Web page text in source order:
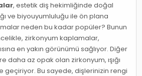
, estetik diş hekimliğinde doğal
ve biyouyumluluğu ile ön plana
neden bu kadar popüler? Bunun
zirkonyum kaplamalar,
en yakın görünümü sağlıyor. Diğer
daha az opak olan zirkonyum, ışığı
geçiriyor. Bu sayede, dişlerinizin rengi